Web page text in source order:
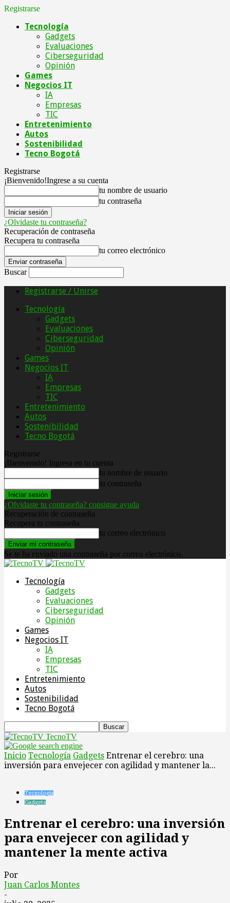
Registrarse
Tecnología
Gadgets
Evaluaciones
Ciberseguridad
Opinión
Games
Negocios IT
IA
Empresas
TIC
Entretenimiento
Autos
Sostenibilidad
Tecno Bogotá
Registrarse
¡Bienvenido!Ingrese a su cuenta
tu nombre de usuario
tu contraseña
¿Olvidaste tu contraseña?
Recuperación de contraseña
Recupera tu contraseña
tu correo electrónico
Buscar
Registrarse / Unirse
Tecnología
Gadgets
Evaluaciones
Ciberseguridad
Opinión
Games
Negocios IT
IA
Empresas
TIC
Entretenimiento
Autos
Sostenibilidad
Tecno Bogotá
Registrarse
¡Bienvenido! Ingresa en tu cuenta
tu nombre de usuario
tu contraseña
¿Olvidaste tu contraseña? consigue ayuda
Recuperación de contraseña
Recupera tu contraseña
tu correo electrónico
Se te ha enviado una contraseña por correo electrónico.
Tecnología
Gadgets
Evaluaciones
Ciberseguridad
Opinión
Games
Negocios IT
IA
Empresas
TIC
Entretenimiento
Autos
Sostenibilidad
Tecno Bogotá
TecnoTV
Inicio Tecnología Gadgets Entrenar el cerebro: una
inversión para envejecer con agilidad y mantener la...
Tecnología
Gadgets
Entrenar el cerebro: una inversión
para envejecer con agilidad y
mantener la mente activa
Por
Juan Carlos Montes
-